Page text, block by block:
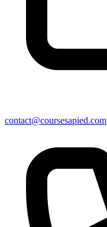
contact@coursesapied.com